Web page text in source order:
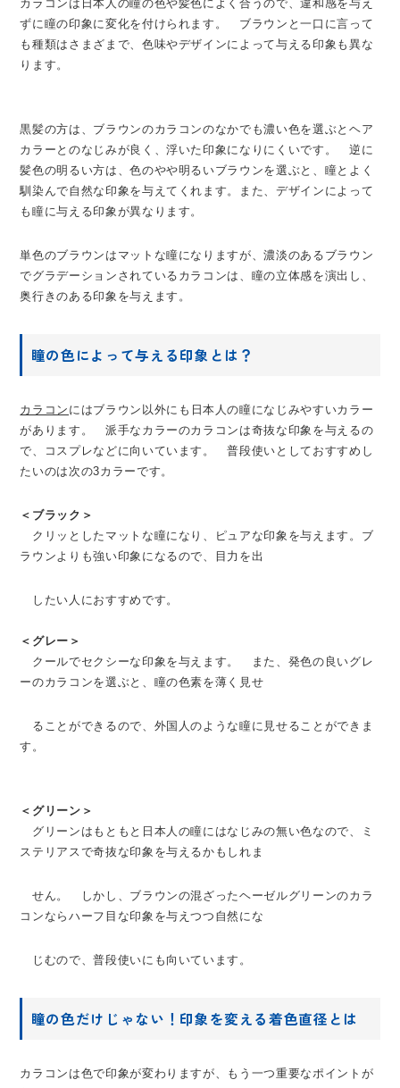
カラコンは日本人の瞳の色や髪色によく合うので、違和感を与え
ずに瞳の印象に変化を付けられます。 ブラウンと一口に言って
も種類はさまざまで、色味やデザインによって与える印象も異な
ります。
黒髪の方は、ブラウンのカラコンのなかでも濃い色を選ぶとヘア
カラーとのなじみが良く、浮いた印象になりにくいです。 逆に
髪色の明るい方は、色のやや明るいブラウンを選ぶと、瞳とよく
馴染んで自然な印象を与えてくれます。また、デザインによって
も瞳に与える印象が異なります。
単色のブラウンはマットな瞳になりますが、濃淡のあるブラウン
でグラデーションされているカラコンは、瞳の立体感を演出し、
奥行きのある印象を与えます。
瞳の色によって与える印象とは？
カラコン にはブラウン以外にも日本人の瞳になじみやすいカラー
があります。 派手なカラーのカラコンは奇抜な印象を与えるの
で、コスプレなどに向いています。 普段使いとしておすすめし
たいのは次の3カラーです。
＜ブラック＞
クリッとしたマットな瞳になり、ピュアな印象を与えます。ブ
ラウンよりも強い印象になるので、目力を出
したい人におすすめです。
＜グレー＞
クールでセクシーな印象を与えます。 また、発色の良いグレ
ーのカラコンを選ぶと、瞳の色素を薄く見せ
ることができるので、外国人のような瞳に見せることができま
す。
＜グリーン＞
グリーンはもともと日本人の瞳にはなじみの無い色なので、ミ
ステリアスで奇抜な印象を与えるかもしれま
せん。 しかし、ブラウンの混ざったヘーゼルグリーンのカラ
コンならハーフ目な印象を与えつつ自然にな
じむので、普段使いにも向いています。
瞳の色だけじゃない！印象を変える着色直径とは
カラコンは色で印象が変わりますが、もう一つ重要なポイントが